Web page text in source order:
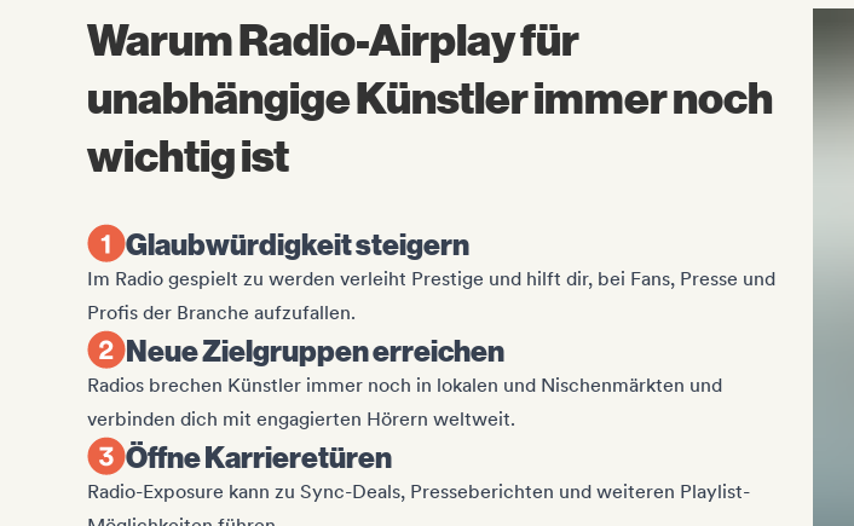
Warum Radio-Airplay für
unabhängige Künstler immer noch
wichtig ist
Glaubwürdigkeit steigern
Im Radio gespielt zu werden verleiht Prestige und hilft dir, bei Fans, Presse und
Profis der Branche aufzufallen.
Neue Zielgruppen erreichen
Radios brechen Künstler immer noch in lokalen und Nischenmärkten und
verbinden dich mit engagierten Hörern weltweit.
Öffne Karrieretüren
Radio-Exposure kann zu Sync-Deals, Presseberichten und weiteren Playlist-